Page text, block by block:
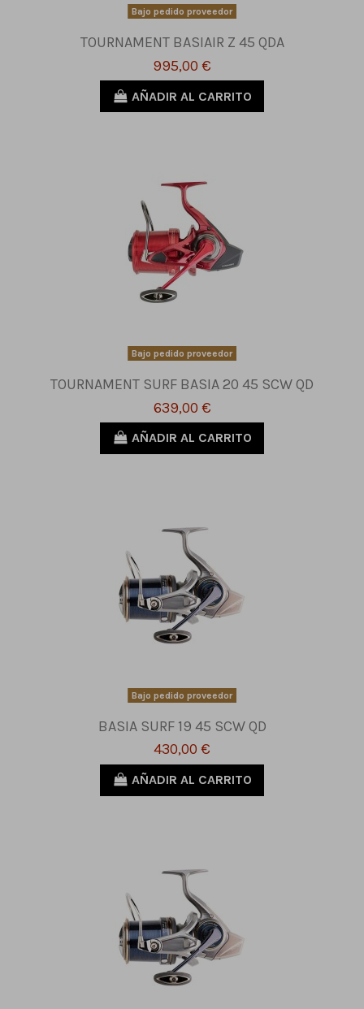
Bajo pedido proveedor
TOURNAMENT BASIAIR Z 45 QDA
995,00 €
AÑADIR AL CARRITO
Bajo pedido proveedor
TOURNAMENT SURF BASIA 20 45 SCW QD
639,00 €
AÑADIR AL CARRITO
Bajo pedido proveedor
BASIA SURF 19 45 SCW QD
430,00 €
AÑADIR AL CARRITO